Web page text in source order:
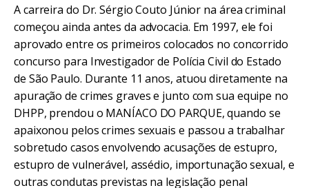
A carreira do Dr. Sérgio Couto Júnior na área criminal
começou ainda antes da advocacia. Em 1997, ele foi
aprovado entre os primeiros colocados no concorrido
concurso para Investigador de Polícia Civil do Estado
de São Paulo. Durante 11 anos, atuou diretamente na
apuração de crimes graves e junto com sua equipe no
DHPP, prendou o MANÍACO DO PARQUE, quando se
apaixonou pelos crimes sexuais e passou a trabalhar
sobretudo casos envolvendo acusações de estupro,
estupro de vulnerável, assédio, importunação sexual, e
outras condutas previstas na legislação penal